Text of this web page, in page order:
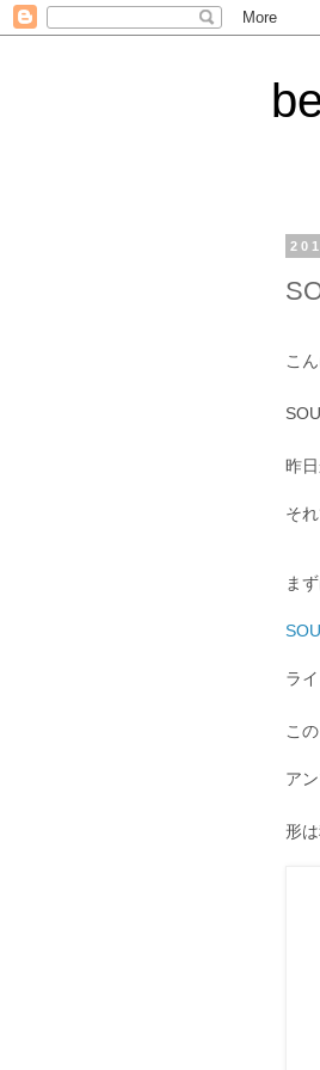
こ
昨
そ
ま
ラ
こ
ア
形